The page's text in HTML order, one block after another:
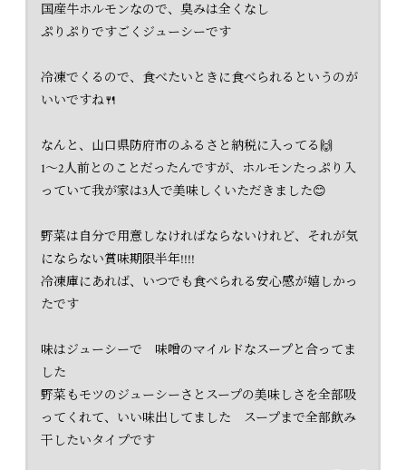
国産牛ホルモンなので、臭みは全くなし
ぷりぷりですごくジューシーです
冷凍でくるので、食べたいときに食べられるというのが
いいですね🍴
なんと、山口県防府市のふるさと納税に入ってる🙌
1〜2人前とのことだったんですが、ホルモンたっぷり入
っていて我が家は3人で美味しくいただきました😊
野菜は自分で用意しなければならないけれど、それが気
にならない賞味期限半年!!!!
冷凍庫にあれば、いつでも食べられる安心感が嬉しかっ
たです
味はジューシーで 味噌のマイルドなスープと合ってま
した
野菜もモツのジューシーさとスープの美味しさを全部吸
ってくれて、いい味出してました スープまで全部飲み
干したいタイプです